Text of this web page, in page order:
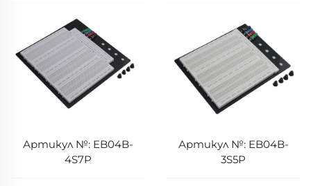
Артикул №: EB04B-
4S7P
Артикул №: EB04B-
3S5P